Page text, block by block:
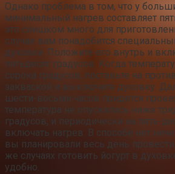
Однако проблема в том, что у
минимальный нагрев составляет
это слишком много для
случае вам понадобится
духовки. Положите его внутрь и
пятьдесят градусов. Когда
сорока градусов, поставьте на
закваской и выключите духовку.
шести-восьми часов придется
температура не опускалась ниже
градусов, и периодически на пять-
включать нагрев. В способе нет
вы планировали весь день
же случаях готовить йогурт в
удобно.